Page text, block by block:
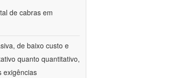
de cabras em
de baixo custo e
quanto quantitativo,
exigências